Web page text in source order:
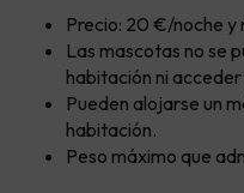
Precio: 20 €/noche y
Las mascotas no se
habitación ni
Pueden alojarse un
habitación.
Peso máximo que